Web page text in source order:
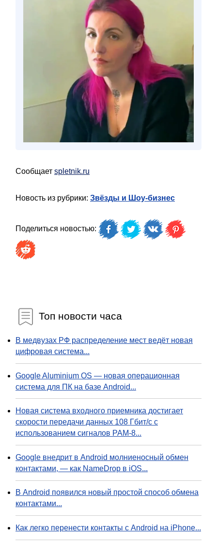
Сообщает spletnik.ru
Новость из рубрики: Звёзды и Шоу-бизнес
Поделиться новостью:
Топ новости часа
В медвузах РФ распределение мест ведёт новая
цифровая система...
Google Aluminium OS — новая операционная
система для ПК на базе Android...
Новая система входного приемника достигает
скорости передачи данных 108 Гбит/с с
использованием сигналов PAM-8...
Google внедрит в Android молниеносный обмен
контактами, — как NameDrop в iOS...
В Android появился новый простой способ обмена
контактами...
Как легко перенести контакты с Android на iPhone...